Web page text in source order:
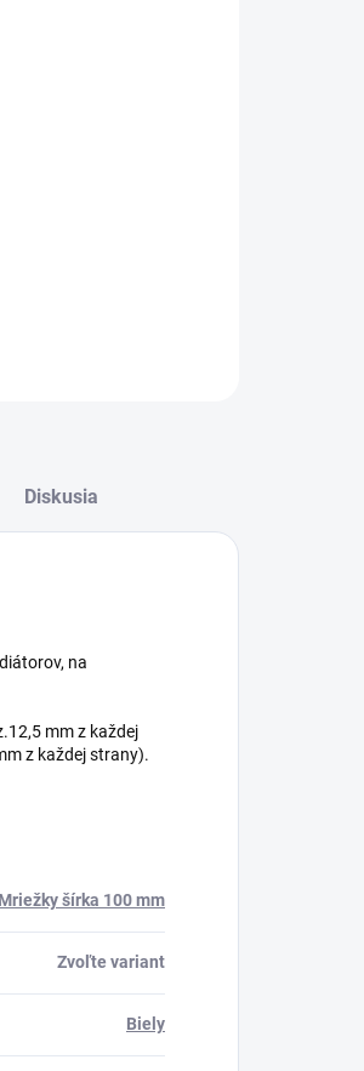
Diskusia
na
mm z každej
z každej strany).
Mriežky šírka 100 mm
Zvoľte variant
Biely